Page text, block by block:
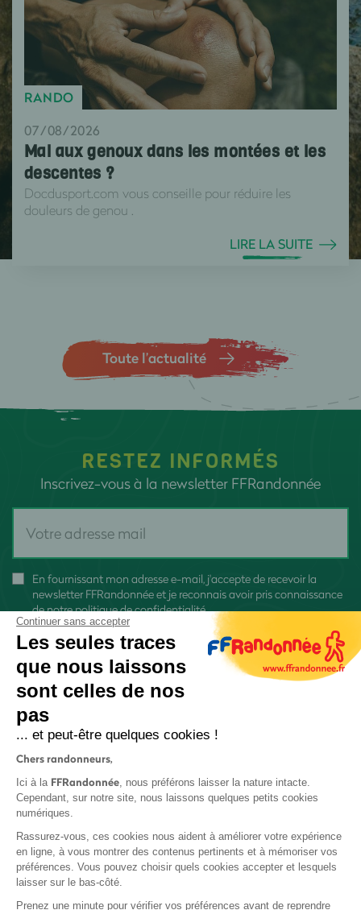
RANDO
07/08/2026
Mal aux genoux dans les montées et les
descentes ?
Docdusport.com vous conseille pour réduire les
douleurs de genou .
LIRE LA SUITE
Toute l’actualité
RESTEZ INFORMÉS
Inscrivez-vous à la newsletter FFRandonnée
En fournissant mon adresse e-mail, j'accepte de recevoir la
newsletter FFRandonnée et je reconnais avoir pris connaissance
denotre politique de confidentialité
Protection des données
Politique de confidentialité
Continuer sans accepter
Les seules traces
que nous laissons
sont celles de nos
pas
... et peut-être quelques cookies !
Chers randonneurs,
Ici à la FFRandonnée, nous préférons laisser la nature intacte.
Cependant, sur notre site, nous laissons quelques petits cookies
numériques.
Rassurez-vous, ces cookies nous aident à améliorer votre expérience
en ligne, à vous montrer des contenus pertinents et à mémoriser vos
préférences. Vous pouvez choisir quels cookies accepter et lesquels
laisser sur le bas-côté.
Prenez une minute pour vérifier vos préférences avant de reprendre